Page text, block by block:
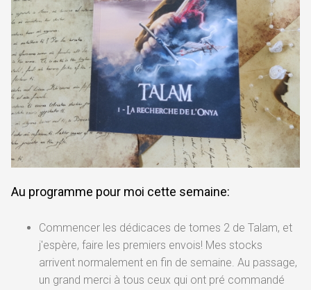
Au programme pour moi cette semaine:
Commencer les dédicaces de tomes 2 de Talam, et
j'espère, faire les premiers envois! Mes stocks
arrivent normalement en fin de semaine. Au passage,
un grand merci à tous ceux qui ont pré commandé